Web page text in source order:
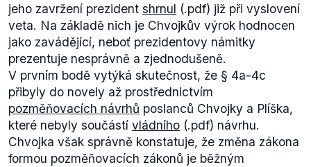
jeho zavržení prezident shrnul (.pdf) již při vyslovení
veta. Na základě nich je Chvojkův výrok hodnocen
jako zavádějící, neboť prezidentovy námitky
prezentuje nesprávně a zjednodušeně.
V prvním bodě vytýká skutečnost, že § 4a-4c
přibyly do novely až prostřednictvím
pozměňovacích návrhů poslanců Chvojky a Plíška,
které nebyly součástí vládního (.pdf) návrhu.
Chvojka však správně konstatuje, že změna zákona
formou pozměňovacích zákonů je běžným